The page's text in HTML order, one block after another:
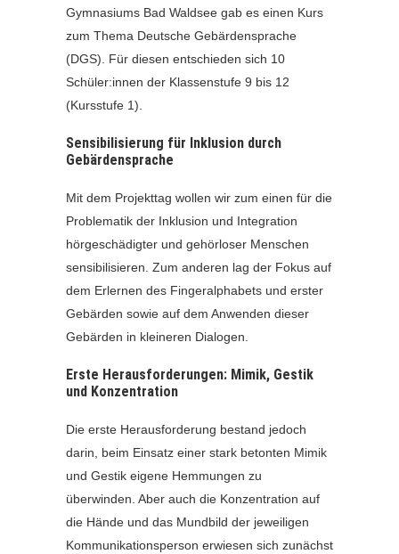
Gymnasiums Bad Waldsee gab es einen Kurs
zum Thema Deutsche Gebärdensprache
(DGS). Für diesen entschieden sich 10
Schüler:innen der Klassenstufe 9 bis 12
(Kursstufe 1).
Sensibilisierung für Inklusion durch
Gebärdensprache
Mit dem Projekttag wollen wir zum einen für die
Problematik der Inklusion und Integration
hörgeschädigter und gehörloser Menschen
sensibilisieren. Zum anderen lag der Fokus auf
dem Erlernen des Fingeralphabets und erster
Gebärden sowie auf dem Anwenden dieser
Gebärden in kleineren Dialogen.
Erste Herausforderungen: Mimik, Gestik
und Konzentration
Die erste Herausforderung bestand jedoch
darin, beim Einsatz einer stark betonten Mimik
und Gestik eigene Hemmungen zu
überwinden. Aber auch die Konzentration auf
die Hände und das Mundbild der jeweiligen
Kommunikationsperson erwiesen sich zunächst